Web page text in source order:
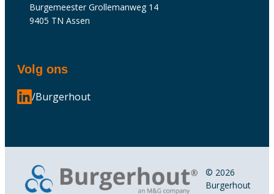
Burgemeester Grollemanweg 14
9405 TN Assen
Volg ons
/Burgerhout
© 2026
Burgerhout